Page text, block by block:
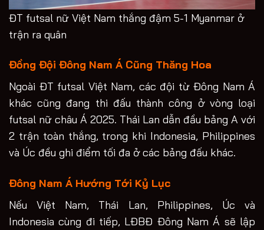
ĐT futsal nữ Việt Nam thắng đậm 5-1 Myanmar ở
trận ra quân
Đồng Đội Đông Nam Á Cũng Thăng Hoa
Ngoài ĐT futsal Việt Nam, các đội từ Đông Nam Á
khác cũng đang thi đấu thành công ở vòng loại
futsal nữ châu Á 2025. Thái Lan dẫn đầu bảng A với
2 trận toàn thắng, trong khi Indonesia, Philippines
và Úc đều ghi điểm tối đa ở các bảng đấu khác.
Đông Nam Á Hướng Tới Kỷ Lục
Nếu Việt Nam, Thái Lan, Philippines, Úc và
Indonesia cùng đi tiếp, LĐBĐ Đông Nam Á sẽ lập